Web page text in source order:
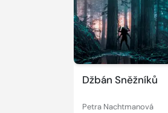
Džbán Sněžníků
Petra Nachtmanová